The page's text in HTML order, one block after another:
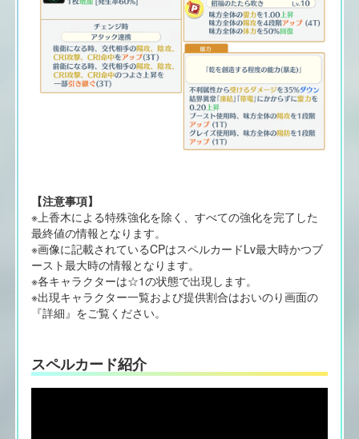
【注意事項】
※上香木による特殊強化を除く、すべての強化を完了した
最終値の情報となります。
※画像に記載されているCPはスペルカードLv最大時かつブ
ースト最大時の情報となります。
※各キャラクターは☆1の状態で出現します。
※出現キャラクター一覧および提供割合はおいのり画面の
『詳細』をご覧ください。
スペルカード紹介